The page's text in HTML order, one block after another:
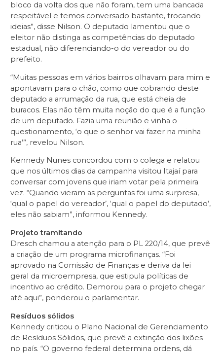
bloco da volta dos que não foram, tem uma bancada
respeitável e temos conversado bastante, trocando
ideias”, disse Nilson. O deputado lamentou que o
eleitor não distinga as competências do deputado
estadual, não diferenciando-o do vereador ou do
prefeito.
“Muitas pessoas em vários bairros olhavam para mim e
apontavam para o chão, como que cobrando deste
deputado a arrumação da rua, que está cheia de
buracos. Elas não têm muita noção do que é a função
de um deputado. Fazia uma reunião e vinha o
questionamento, ‘o que o senhor vai fazer na minha
rua’”, revelou Nilson.
Kennedy Nunes concordou com o colega e relatou
que nos últimos dias da campanha visitou Itajaí para
conversar com jovens que iriam votar pela primeira
vez. “Quando vieram as perguntas foi uma surpresa,
‘qual o papel do vereador’, ‘qual o papel do deputado’,
eles não sabiam”, informou Kennedy.
Projeto tramitando
Dresch chamou a atenção para o PL 220/14, que prevê
a criação de um programa microfinanças. “Foi
aprovado na Comissão de Finanças e deriva da lei
geral da microempresa, que estipula políticas de
incentivo ao crédito. Demorou para o projeto chegar
até aqui”, ponderou o parlamentar.
Resíduos sólidos
Kennedy criticou o Plano Nacional de Gerenciamento
de Resíduos Sólidos, que prevê a extinção dos lixões
no país. “O governo federal determina ordens, dá